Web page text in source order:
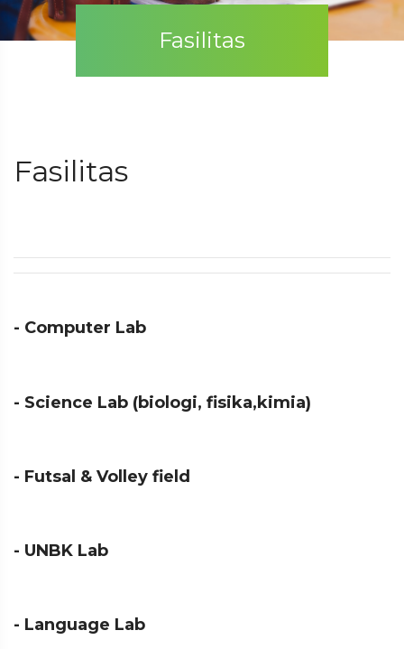
Fasilitas
Fasilitas
- Computer Lab
- Science Lab (biologi, fisika,kimia)
- Futsal & Volley field
- UNBK Lab
- Language Lab